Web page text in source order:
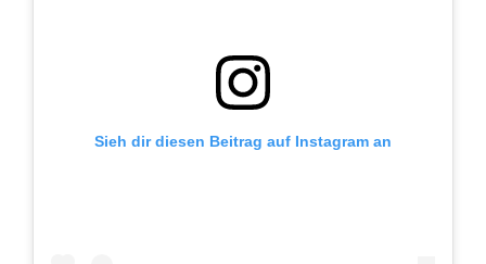
Sieh dir diesen Beitrag auf Instagram an